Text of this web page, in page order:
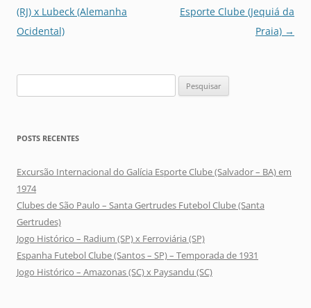
de
posts
(RJ) x Lubeck (Alemanha
Ocidental)
Esporte Clube (Jequiá da
Praia) →
por:
POSTS RECENTES
Excursão Internacional do Galícia Esporte Clube (Salvador – BA) em
1974
Clubes de São Paulo – Santa Gertrudes Futebol Clube (Santa
Gertrudes)
Jogo Histórico – Radium (SP) x Ferroviária (SP)
Espanha Futebol Clube (Santos – SP) – Temporada de 1931
Jogo Histórico – Amazonas (SC) x Paysandu (SC)